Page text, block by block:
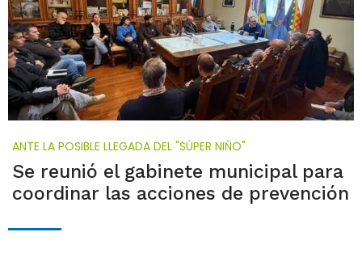
ANTE LA POSIBLE LLEGADA DEL "SÚPER NIÑO"
Se reunió el gabinete municipal para
coordinar las acciones de prevención